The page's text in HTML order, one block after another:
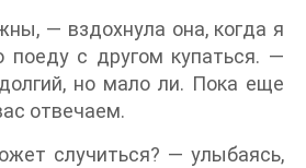
— вздохнула она, когда я
поеду с другом купаться. —
но мало ли. Пока еще
отвечаем.
случиться? — улыбаясь,